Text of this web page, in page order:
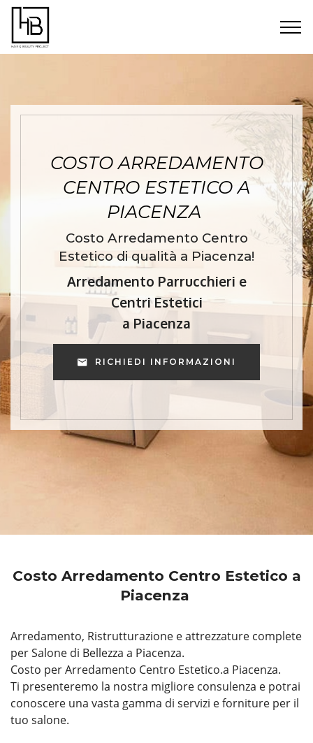
COSTO ARREDAMENTO
CENTRO ESTETICO A
PIACENZA
Costo Arredamento Centro
Estetico di qualità a Piacenza!
Arredamento Parrucchieri e
Centri Estetici
a Piacenza
RICHIEDI INFORMAZIONI
Costo Arredamento Centro Estetico a
Piacenza
Arredamento, Ristrutturazione e attrezzature complete
per Salone di Bellezza a Piacenza.
Costo per Arredamento Centro Estetico.a Piacenza.
Ti presenteremo la nostra migliore consulenza e potrai
conoscere una vasta gamma di servizi e forniture per il
tuo salone.